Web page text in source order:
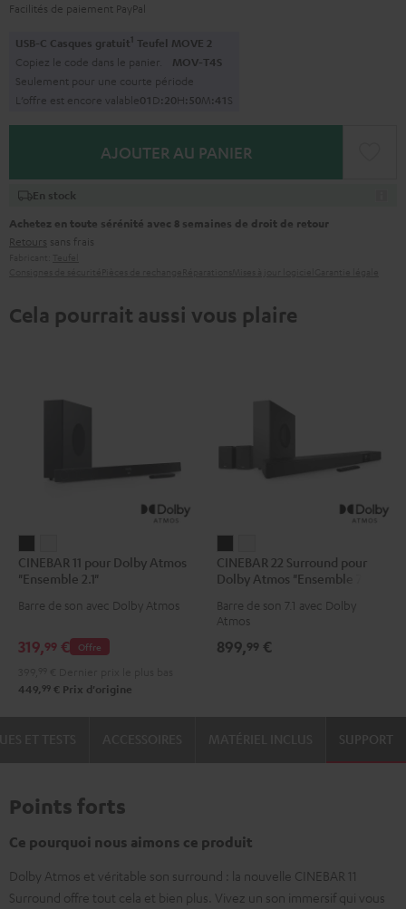
Facilités de paiement PayPal
USB-C Casques gratuit1 Teufel MOVE 2
Copiez le code dans le panier. MOV-T4S
Seulement pour une courte période
L’offre est encore valable01D: 20H: 50M:40S
AJOUTER AU PANIER
En stock
Achetez en toute sérénité avec 8 semaines de droit de retour
Retours sans frais
Cela pourrait aussi vous plaire
11
pour
Dolby
"Ensemble
Noir
11
pour
Dolby
"Ensemble
Blanc
CINEBAR 11 pour Dolby Atmos
"Ensemble 2.1"
Barre de son avec Dolby Atmos
Offre
319,99 €
449, 99 € Prix d'origine
22
Surround
pour
Atmos
22
Surround
pour
Atmos
CINEBAR 22 Surround pour
Dolby Atmos "Ensemble 7.1"
Barre de son 7.1 avec Dolby
Atmos
899,99 €
SUPPORT
Points forts
Ce pourquoi nous aimons ce produit
Dolby Atmos et véritable son surround : la nouvelle CINEBAR 11
Surround offre tout cela et bien plus. Vivez un son immersif qui vous